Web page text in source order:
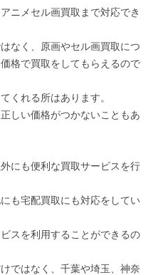
ニメセル画買取まで対応でき
なく、原画やセル画買取につ
格で買取をしてもらえるので
くれる所はあります。
しい価格がつかないこともあ
にも便利な買取サービスを行
も宅配買取にも対応をしてい
スを利用することができるの
ではなく、千葉や埼玉、神奈